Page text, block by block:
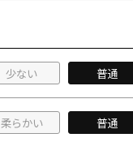
少ない 普通
柔らかい 普通